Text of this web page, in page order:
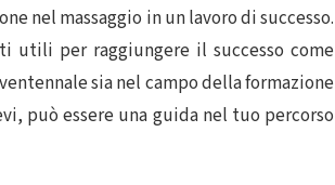
nel massaggio in un lavoro di successo.
utili per raggiungere il successo come
sia nel campo della formazione
può essere una guida nel tuo percorso